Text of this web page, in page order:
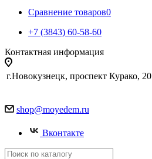
Сравнение товаров0
+7 (3843) 60-58-60
Контактная информация
г.Новокузнецк, проспект Курако, 20
shop@moyedem.ru
Вконтакте